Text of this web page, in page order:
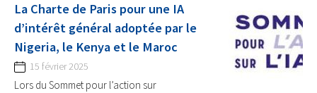
La Charte de Paris pour une IA
d’intérêt général adoptée par le
Nigeria, le Kenya et le Maroc
15 février 2025
Lors du Sommet pour l’action sur